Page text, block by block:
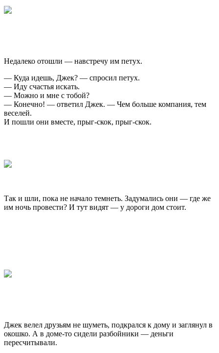
Недалеко отошли — навстречу им петух.
— Куда идешь, Джек? — спросил петух.
— Иду счастья искать.
— Можно и мне с тобой?
— Конечно! — ответил Джек. — Чем больше компания, тем
веселей.
И пошли они вместе, прыг-скок, прыг-скок.
Так и шли, пока не начало темнеть. Задумались они — где же
им ночь провести? И тут видят — у дороги дом стоит.
Джек велел друзьям не шуметь, подкрался к дому и заглянул в
окошко. А в доме-то сидели разбойники — деньги
пересчитывали.